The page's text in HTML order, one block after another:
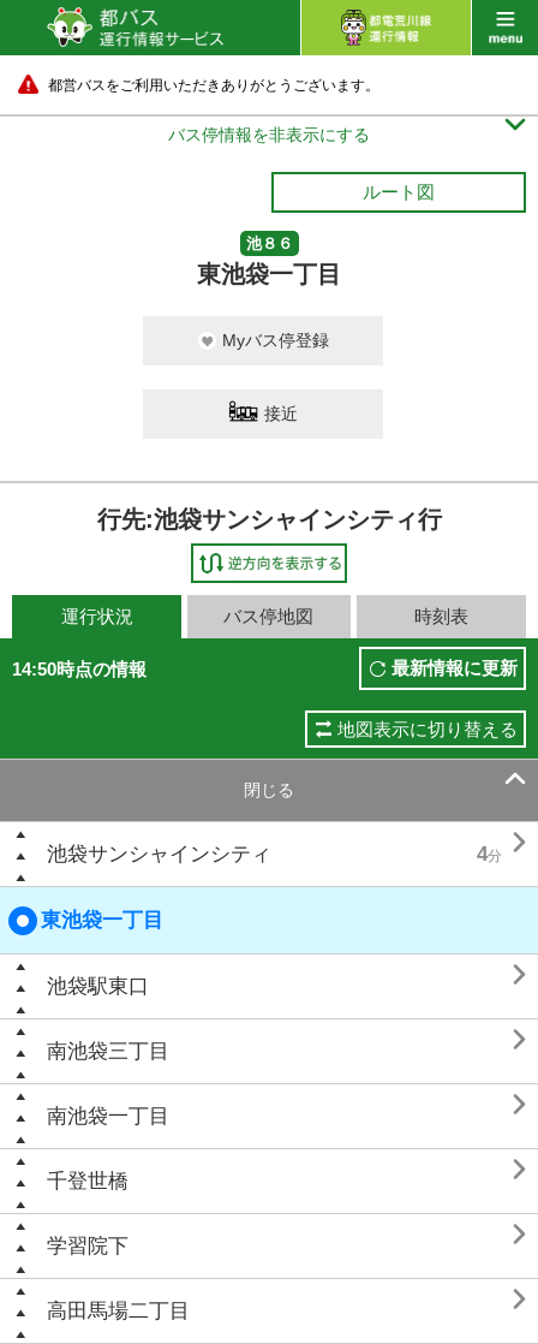
都営バスをご利用いただきありがとうございます。
バス停情報を非表示にする 
ルート図
池８６
東池袋一丁目
Myバス停登録
接近
行先:池袋サンシャインシティ行
運行状況 バス停地図 時刻表
14:50時点の情報 最新情報に更新
地図表示に切り替える
閉じる 
池袋サンシャインシティ 4分 
東池袋一丁目
池袋駅東口 
南池袋三丁目 
南池袋一丁目 
千登世橋 
学習院下 
高田馬場二丁目 